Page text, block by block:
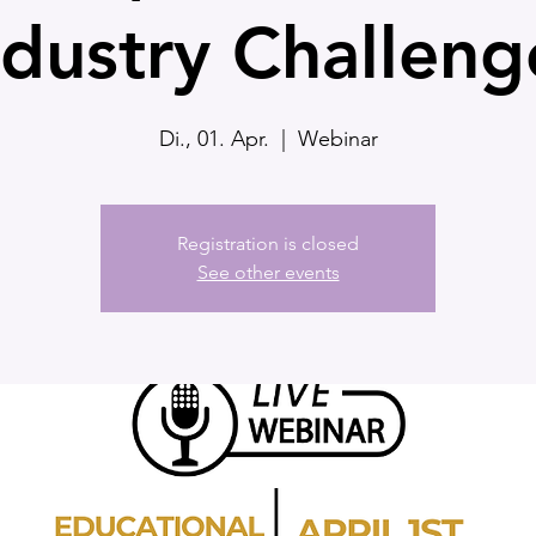
Di., 01. Apr. Webinar
Registration is closed
See other events